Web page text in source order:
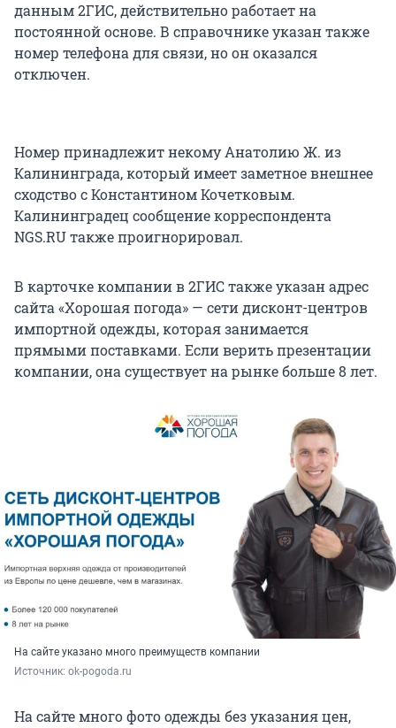
данным 2ГИС, действительно работает на
постоянной основе. В справочнике указан также
номер телефона для связи, но он оказался
отключен.
Номер принадлежит некому Анатолию Ж. из
Калининграда, который имеет заметное внешнее
сходство с Константином Кочетковым.
Калининградец сообщение корреспондента
NGS.RU также проигнорировал.
В карточке компании в 2ГИС также указан адрес
сайта «Хорошая погода» — сети дисконт-центров
импортной одежды, которая занимается
прямыми поставками. Если верить презентации
компании, она существует на рынке больше 8 лет.
На сайте указано много преимуществ компании
Источник: ok-pogoda.ru
На сайте много фото одежды без указания цен,